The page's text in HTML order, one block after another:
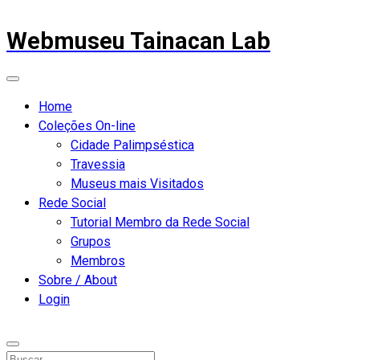
Webmuseu Tainacan Lab
Home
Coleções On-line
Cidade Palimpséstica
Travessia
Museus mais Visitados
Rede Social
Tutorial Membro da Rede Social
Grupos
Membros
Sobre / About
Login